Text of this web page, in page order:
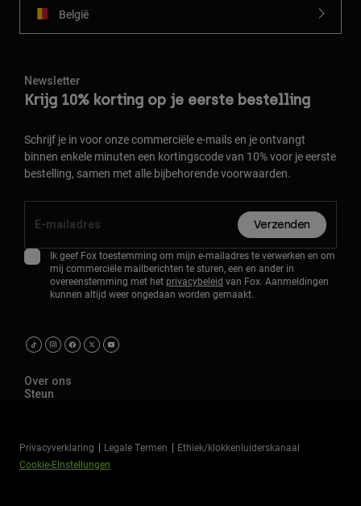
België
Newsletter
Krijg 10% korting op je eerste bestelling
Schrijf je in voor onze commerciële e-mails en je ontvangt
binnen enkele minuten een kortingscode van 10% voor je eerste
bestelling, samen met alle bijbehorende voorwaarden.
Verzenden
Ik geef Fox toestemming om mijn e-mailadres te verwerken en om
mij commerciële mailberichten te sturen, een en ander in
overeenstemming met het privacybeleid van Fox. Aanmeldingen
kunnen altijd weer ongedaan worden gemaakt.
Over ons
Steun
Privacyverklaring Legale Termen
Ethiek/klokkenluiderskanaal
Cookie-Einstellungen